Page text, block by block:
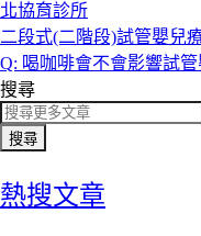
北協育診所
二段式(二階段)試管嬰兒
Q: 喝咖啡會不會影響試
搜尋
搜尋
熱搜文章